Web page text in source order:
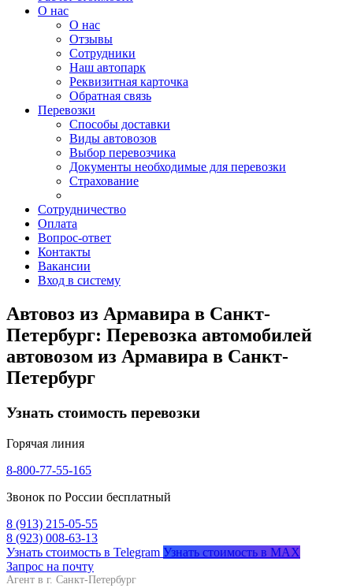
О нас
О нас
Отзывы
Сотрудники
Наш автопарк
Реквизитная карточка
Обратная связь
Перевозки
Способы доставки
Виды автовозов
Выбор перевозчика
Документы необходимые для перевозки
Страхование
Сотрудничество
Оплата
Вопрос-ответ
Контакты
Вакансии
Вход в систему
Автовоз из Армавира в Санкт-
Петербург: Перевозка автомобилей
автовозом из Армавира в Санкт-
Петербург
Узнать стоимость перевозки
Горячая линия
8-800-77-55-165
Звонок по России бесплатный
8 (913) 215-05-55
8 (923) 008-63-13
Узнать стоимость в Telegram Узнать стоимость в MAX
Запрос на почту
Агент в г. Санкт-Петербург